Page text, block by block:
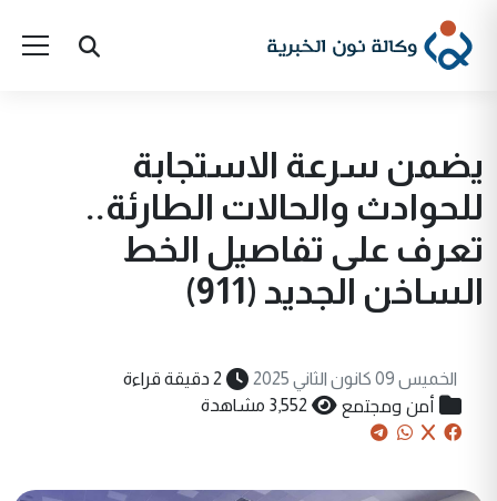
يضمن سرعة الاستجابة
للحوادث والحالات الطارئة..
تعرف على تفاصيل الخط
الساخن الجديد (911)
الخميس 09 كانون الثاني 2025 2 دقيقة قراءة
أمن ومجتمع 3,552 مشاهدة